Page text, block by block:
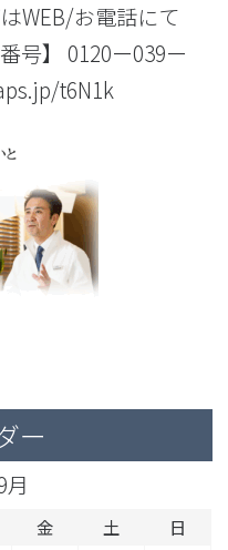
WEB/お電話にて
号】 0120ー039ー
t6N1k
ー
月
金 土 日